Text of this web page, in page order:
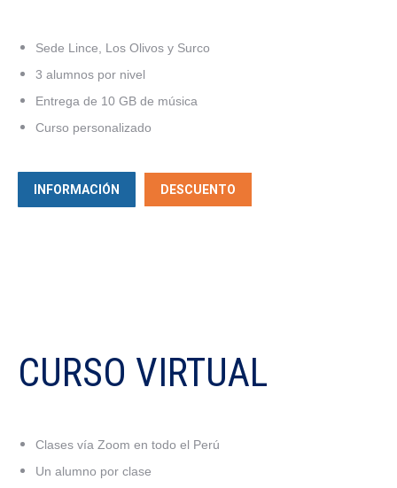
Sede Lince, Los Olivos y Surco
3 alumnos por nivel
Entrega de 10 GB de música
Curso personalizado
INFORMACIÓN DESCUENTO
CURSO VIRTUAL
Clases vía Zoom en todo el Perú
Un alumno por clase